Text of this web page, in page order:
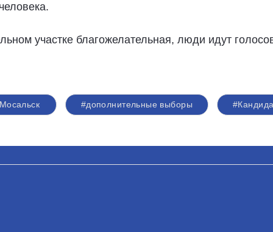
участке благожелательная, люди идут
#дополнительные выборы